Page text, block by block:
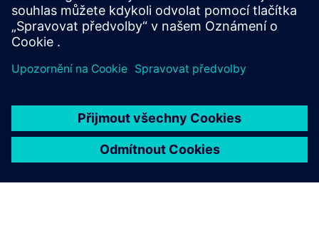
Bezpečnostní informace
kybernetickými hrozbami, je nutné implementovat — a
průmyslové bezpečnosti. Produkty a řešení společnosti
Siemens tvoří pouze jeden prvek takového konceptu. Pro
více informací o průmyslové bezpečnosti navštivte prosím.
Další informace